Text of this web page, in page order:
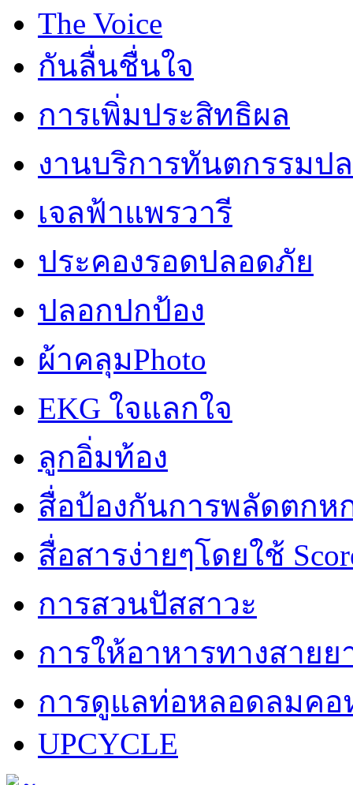
The Voice
กันลื่นชื่นใจ
การเพิ่มประสิทธิผล
งานบริการทันตกรรมป
เจลฟ้าแพรวารี
ประคองรอดปลอดภัย
ปลอกปกป้อง
ผ้าคลุมPhoto
EKG ใจแลกใจ
ลูกอิ่มท้อง
สื่อป้องกันการพลัดตกห
สื่อสารง่ายๆโดยใช้
การสวนปัสสาวะ
การให้อาหารทางสายย
การดูแลท่อหลอดลมคอ
UPCYCLE